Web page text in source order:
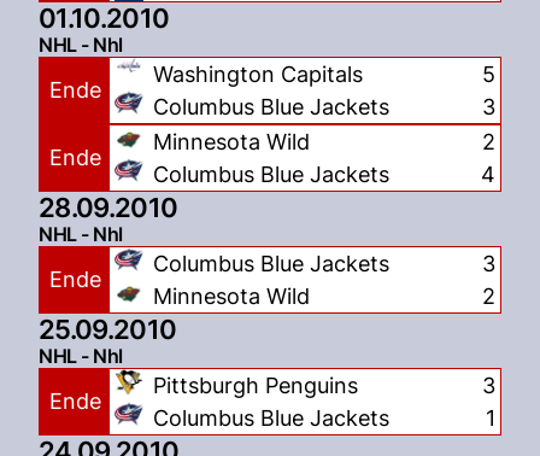
01.10.2010
NHL - Nhl
Ende
Washington Capitals
Columbus Blue Jackets
5
3
Ende
Minnesota Wild
Columbus Blue Jackets
2
4
28.09.2010
NHL - Nhl
Ende
Columbus Blue Jackets
Minnesota Wild
3
2
25.09.2010
NHL - Nhl
Ende
Pittsburgh Penguins
Columbus Blue Jackets
3
1